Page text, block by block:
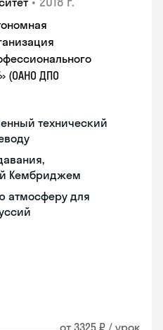
(ОАНО ДПО
технический
Кембриджем
атмосферу для
от 3325 ₽ / урок